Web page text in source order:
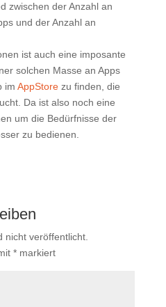
zwischen der Anzahl an
und der Anzahl an
ist auch eine imposante
solchen Masse an Apps
im AppStorezu finden, die
Da ist also noch eine
um die Bedürfnisse der
zu bedienen.
nicht veröffentlicht.
*markiert